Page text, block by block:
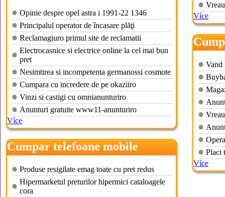
Opinie despre opel astra i 1991-22 1346
Principalul operator de încasare plăţi
Reclamagiuro primul site de reclamatii
Electrocasnice si electrice online la cel mai bun
pret
Nesimtirea si incompetenta germanossi cosmote
Cumpara cu incredere de pe okaziiro
Vinzi si castigi cu omnianunturiro
Anunturi gratuite www11-anunturiro
Více
Cumpar telefoane mobile
ploiesti
Produse resigilate emag toate cu pret redus
Hipermarketul preturilor hipermici cataloagele
cora
Více
piese
Vand
Placi
Více